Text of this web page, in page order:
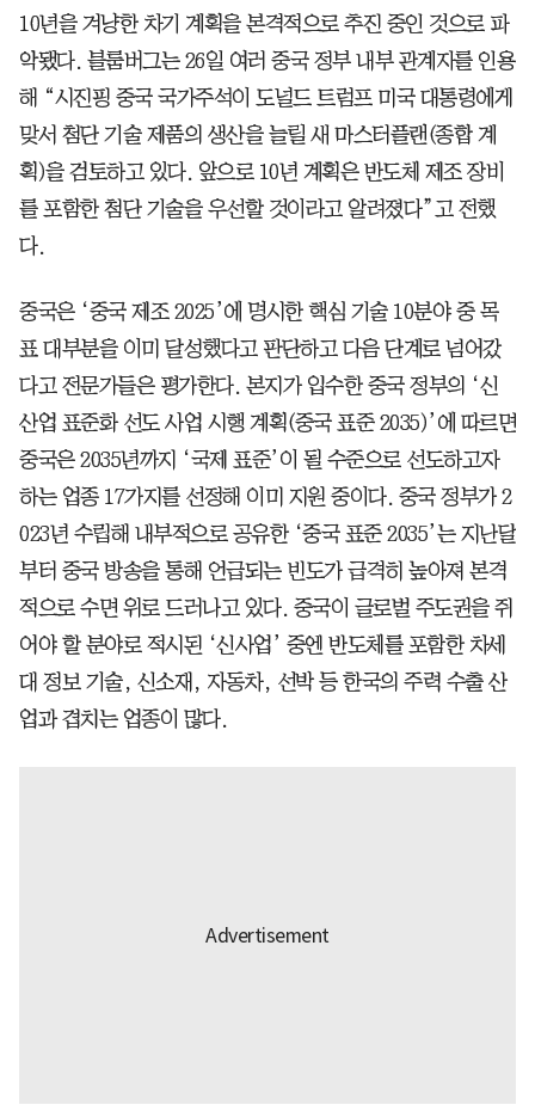
10년을 겨냥한 차기 계획을 본격적으로 추진 중인 것으로 파
악됐다. 블룸버그는 26일 여러 중국 정부 내부 관계자를 인용
해 “시진핑 중국 국가주석이 도널드 트럼프 미국 대통령에게
맞서 첨단 기술 제품의 생산을 늘릴 새 마스터플랜(종합 계
획)을 검토하고 있다. 앞으로 10년 계획은 반도체 제조 장비
를 포함한 첨단 기술을 우선할 것이라고 알려졌다”고 전했
다.
중국은 ‘중국 제조 2025’에 명시한 핵심 기술 10분야 중 목
표 대부분을 이미 달성했다고 판단하고 다음 단계로 넘어갔
다고 전문가들은 평가한다. 본지가 입수한 중국 정부의 ‘신
산업 표준화 선도 사업 시행 계획(중국 표준 2035)’에 따르면
중국은 2035년까지 ‘국제 표준’이 될 수준으로 선도하고자
하는 업종 17가지를 선정해 이미 지원 중이다. 중국 정부가 2
023년 수립해 내부적으로 공유한 ‘중국 표준 2035’는 지난달
부터 중국 방송을 통해 언급되는 빈도가 급격히 높아져 본격
적으로 수면 위로 드러나고 있다. 중국이 글로벌 주도권을 쥐
어야 할 분야로 적시된 ‘신사업’ 중엔 반도체를 포함한 차세
대 정보 기술, 신소재, 자동차, 선박 등 한국의 주력 수출 산
업과 겹치는 업종이 많다.